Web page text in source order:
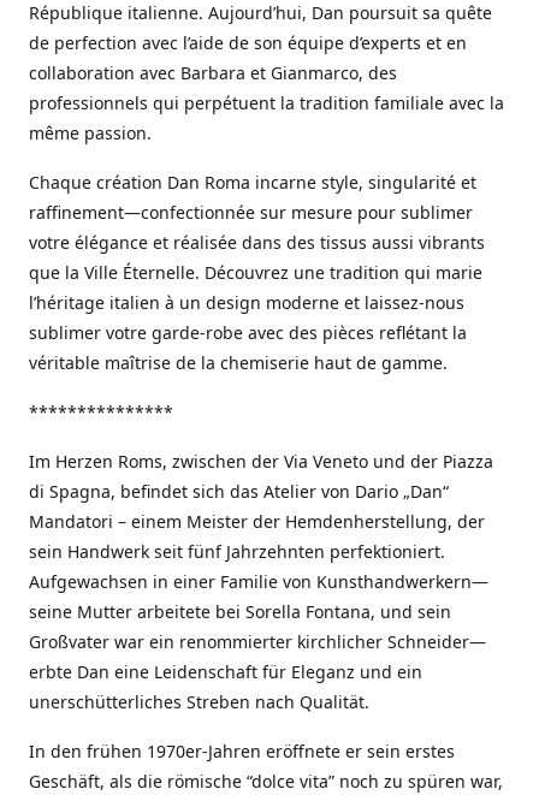
République italienne. Aujourd’hui, Dan poursuit sa quête
de perfection avec l’aide de son équipe d’experts et en
collaboration avec Barbara et Gianmarco, des
professionnels qui perpétuent la tradition familiale avec la
même passion.
Chaque création Dan Roma incarne style, singularité et
raffinement—confectionnée sur mesure pour sublimer
votre élégance et réalisée dans des tissus aussi vibrants
que la Ville Éternelle. Découvrez une tradition qui marie
l’héritage italien à un design moderne et laissez-nous
sublimer votre garde-robe avec des pièces reflétant la
véritable maîtrise de la chemiserie haut de gamme.
***************
Im Herzen Roms, zwischen der Via Veneto und der Piazza
di Spagna, befindet sich das Atelier von Dario „Dan“
Mandatori – einem Meister der Hemdenherstellung, der
sein Handwerk seit fünf Jahrzehnten perfektioniert.
Aufgewachsen in einer Familie von Kunsthandwerkern—
seine Mutter arbeitete bei Sorella Fontana, und sein
Großvater war ein renommierter kirchlicher Schneider—
erbte Dan eine Leidenschaft für Eleganz und ein
unerschütterliches Streben nach Qualität.
In den frühen 1970er-Jahren eröffnete er sein erstes
Geschäft, als die römische “dolce vita” noch zu spüren war,